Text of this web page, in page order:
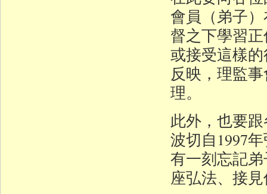
會員（弟子
督之下學習
或接受這樣
反映，理監
理。
此外，也要
波切自1997
有一刻忘記
座弘法、接